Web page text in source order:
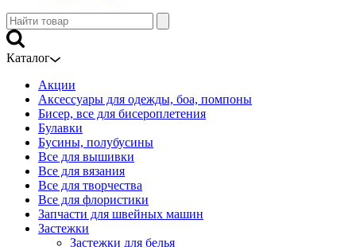
Каталог
Акции
Аксессуары для одежды, боа, помпоны
Бисер, все для бисероплетения
Булавки
Бусины, полубусины
Все для вышивки
Все для вязания
Все для творчества
Все для флористики
Запчасти для швейных машин
Застежки
Застежки для белья